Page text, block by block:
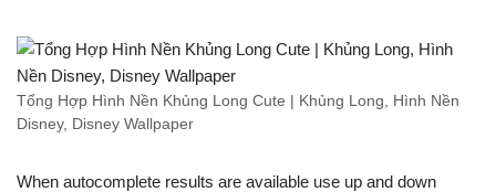
Tổng Hợp Hình Nền Khủng Long Cute | Khủng Long, Hình Nền
Disney, Disney Wallpaper
When autocomplete results are available use up and down